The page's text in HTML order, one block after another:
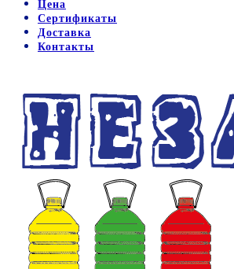
Цена
Сертификаты
Доставка
Контакты